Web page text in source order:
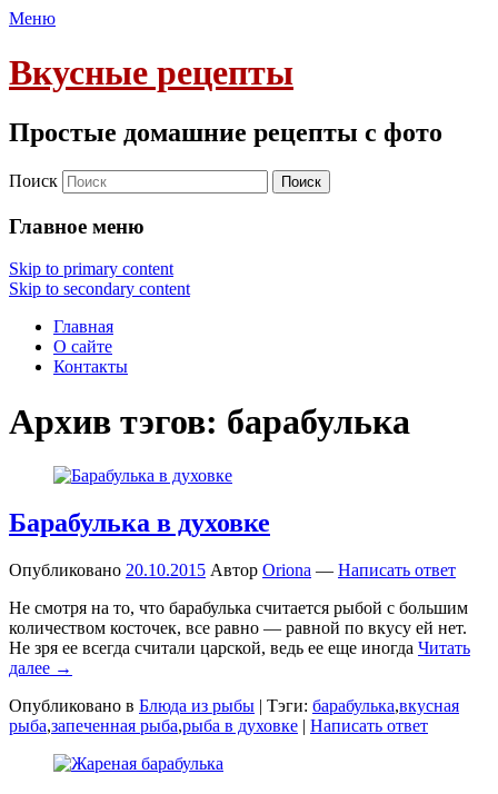
Меню
Вкусные рецепты
Простые домашние рецепты с фото
Поиск
Главное меню
Skip to primary content
Skip to secondary content
Главная
О сайте
Контакты
Архив тэгов: барабулька
Барабулька в духовке
Опубликовано 20.10.2015 Автор Oriona — Написать ответ
Не смотря на то, что барабулька считается рыбой с большим
количеством косточек, все равно — равной по вкусу ей нет.
Не зря ее всегда считали царской, ведь ее еще иногда Читать
далее →
Опубликовано в Блюда из рыбы | Тэги: барабулька,вкусная
рыба,запеченная рыба,рыба в духовке | Написать ответ